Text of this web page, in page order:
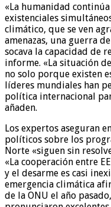
«La humanidad
existenciales
climático, que se ven
amenazas, una guerra
socava la capacidad de
informe. «La situación
no solo porque existen
líderes mundiales han
política internacional
añaden.
Los expertos aseguran
políticos sobre los
Norte «siguen sin
«La cooperación entre
y el desarme es casi
emergencia climática
de la ONU el año